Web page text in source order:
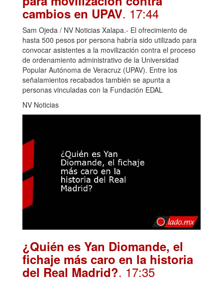
cambios en UPAV. 17:44
Sam Ojeda / NV Noticias Xalapa.- El ofrecimiento de
hasta 500 pesos por persona habría sido utilizado para
convocar asistentes a la movilización contra el proceso
de ordenamiento administrativo de la Universidad
Popular Autónoma de Veracruz (UPAV). Entre los
señalamientos recabados también se apunta a
personas vinculadas con la Fundación EDAL
NV Noticias
¿Quién es Yan Diomande, el
fichaje más caro en la historia
del Real Madrid?. 17:35